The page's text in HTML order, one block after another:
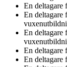
En deltagare
En deltagare
En deltagare
En deltagare
En deltagare